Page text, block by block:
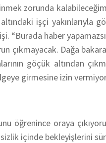
zorunda
işçi yakınlarıyla
“Burada haber
çıkmayacak. Dağa
göçük altından
girmesine izin
öğrenince oraya
içinde bekleyişlerini